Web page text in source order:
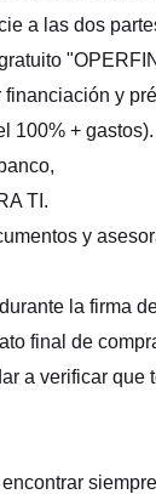
a las dos
y
100% +
TI.
y
la firma
final de
a verificar que